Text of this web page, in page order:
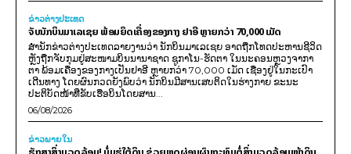
ຂ່າວຕ່າງປະເທດ
ຈັບນັກບິນມາເລເຊຍ ພ້ອມຍຶດເຄື່ອງຂອງກາງ ຢາອີ ຫຼາຍກວ່າ 70,000 ເມັດ
ສຳນັກຂ່າວຕ່າງປະເທດລາຍງານວ່າ ນັກບິນມາເລເຊຍ ອາດຖືກໂທດປະຫານຊີວິດ
ຫຼັງຖືກຈັບກຸມຢູ່ສະໜາມບິນນານາຊາດ ຊູກາໂນ-ຮັດຕາ ໃນນະຄອນຫຼວງຈາກາ
ຕາ ພ້ອມເຄື່ອງຂອງກາງເປັນຢາອີ ຫຼາຍກວ່າ 70,000 ເມັດ ເຊື່ອງຢູ່ໃນກະເປົາ
ເດີນທາງ ໂດຍຜົນກວດຍັງພົບວ່າ ນັກບິນມີສານເສບຕິດໃນຮ່າງກາຍ ຂະນະ
ປະຕິບັດໜ້າທີ່ຂັບເຮືອບິນໂດຍສານ...
06/08/2026
ຂ່າວພາຍ​ໃນ